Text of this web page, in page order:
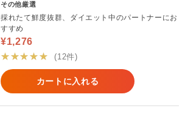
その他厳選
採れたて鮮度抜群、ダイエット中のパートナーにお
すすめ
¥1,276
★★★★★
(12件)
カートに入れる